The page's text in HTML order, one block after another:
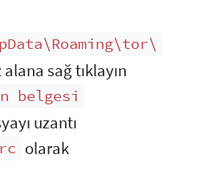
sağ tıklayın
belgesi
uzantı
olarak